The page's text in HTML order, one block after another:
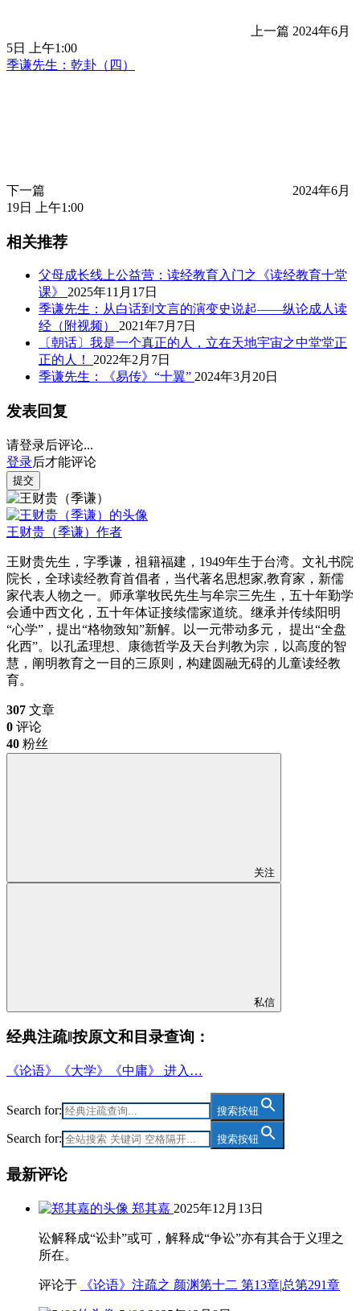
上一篇 2024年6月
5日 上午1:00
季谦先生：乾卦（四）
下一篇
2024年6月
19日 上午1:00
相关推荐
父母成长线上公益营：读经教育入门之《读经教育十堂
课》
2025年11月17日
季谦先生：从白话到文言的演变史说起——纵论成人读
经（附视频）
2021年7月7日
〔朝话〕我是一个真正的人，立在天地宇宙之中堂堂正
正的人！
2022年2月7日
季谦先生：《易传》“十翼” 2024年3月20日
发表回复
请登录后评论...
登录后才能评论
提交
王财贵（季谦） 作者
王财贵先生，字季谦，祖籍福建，1949年生于台湾。文礼书院
院长，全球读经教育首倡者，当代著名思想家,教育家，新儒
家代表人物之一。师承掌牧民先生与牟宗三先生，五十年勤学
会通中西文化，五十年体证接续儒家道统。继承并传续阳明
“心学”，提出“格物致知”新解。以一元带动多元， 提出“全盘
化西”。以孔孟理想、康德哲学及天台判教为宗，以高度的智
慧，阐明教育之一目的三原则，构建圆融无碍的儿童读经教
育。
307 文章
0 评论
40 粉丝
关注
私信
经典注疏‖按原文和目录查询：
《论语》《大学》《中庸》 进入…
Search for: 搜索按钮
Search for: 搜索按钮
最新评论
郑其嘉 2025年12月13日
讼解释成“讼卦”或可，解释成“争讼”亦有其合于义理之
所在。
评论于 《论语》注疏之 颜渊第十二 第13章|总第291章